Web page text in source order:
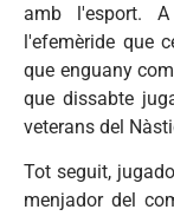
amb l'esport.
l'efemèride que
que enguany
que dissabte
veterans del
Tot seguit,
menjador del